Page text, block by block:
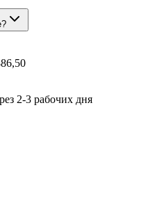
2-3 рабочих дня